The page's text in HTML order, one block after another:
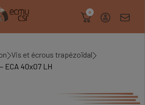
0
Vis et écrous trapézoïdal
ECA 40x07 LH